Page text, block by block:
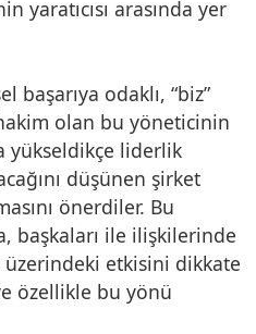
yaratıcısı arasında yer
başarıya odaklı, “biz”
olan bu yöneticinin
yükseldikçe liderlik
düşünen şirket
önerdiler. Bu
başkaları ile ilişkilerinde
üzerindeki etkisini dikkate
özellikle bu yönü